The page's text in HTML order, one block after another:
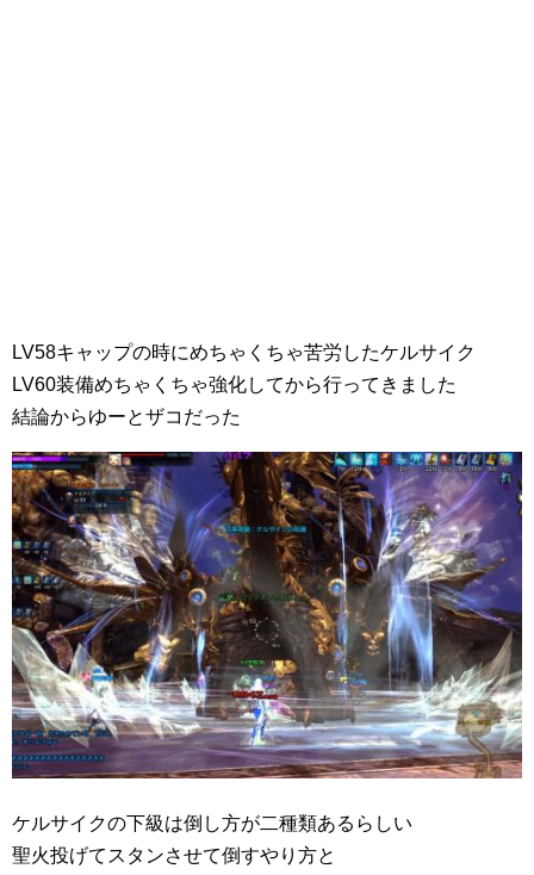
LV58キャップの時にめちゃくちゃ苦労したケルサイク
LV60装備めちゃくちゃ強化してから行ってきました
結論からゆーとザコだった
ケルサイクの下級は倒し方が二種類あるらしい
聖火投げてスタンさせて倒すやり方と